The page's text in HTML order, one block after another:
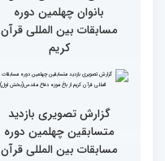
گزارش تصویری دومین روز
رقابت بخش برادران
چهلمین دوره مسابقات
بین‌المللی قرآن کریم(بخش
دوم)